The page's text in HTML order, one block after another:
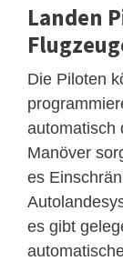
Landen
Die Piloten
automatisch
Manöver
es
es gibt